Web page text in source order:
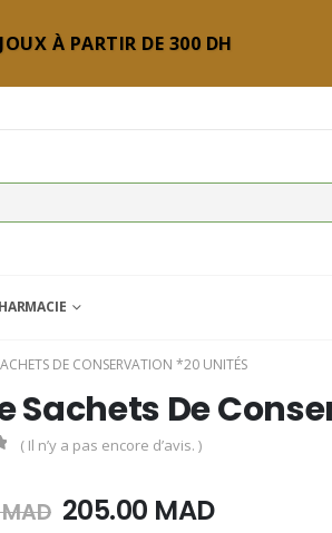
À PARTIR DE 300 DH
DE CONSERVATION *20 UNITÉS
Sachets De
( Il n’y a pas encore d’avis. )
Le
205.00 MADLe